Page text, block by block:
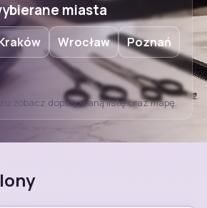
miasta
Wrocław
Poznań
zobacz dopasowaną listę oraz mapę.